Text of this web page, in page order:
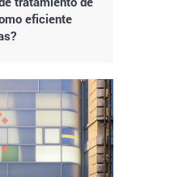
eficiente